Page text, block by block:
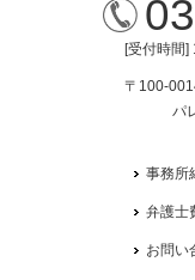
[受付時間
〒100-
パ
事務所
弁護士
お問い